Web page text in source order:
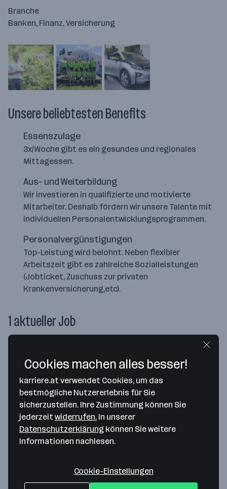
Branche
Banken, Finanz, Versicherung
Unsere beliebtesten Benefits
Essenszulage
3x/Woche gibt es ein gesundes und regionales
Mittagessen.
Aus- und Weiterbildung
Wir investieren in qualifizierte und motivierte
Mitarbeiter. Deshalb fördern wir unsere Talente mit
individuellen Personalentwicklungsprogrammen.
Personalvergünstigungen
Top-Leistung wird belohnt. Neben flexibler
Arbeitszeit gibt es zahlreiche Sozialleistungen
(Jobticket, Zuschuss zur privaten
Krankenversicherung,etc).
1 aktueller Job
Nutztierexpertin oder Nutztierexperte im
Produktmanagement (m/w/d)
Die Österreichische Hagelversicherung
vor 7 Tagen veröffentlicht
Wien
ab 56.454,58 € jährlich
Merken
Cookies machen alles besser!
karriere.at verwendet Cookies, um das
bestmögliche Nutzererlebnis für Sie
sicherzustellen. Ihre Zustimmung können Sie
jederzeitwiderrufen. In unserer
Datenschutzerklärung können Sie weitere
Informationen nachlesen.
Cookie-Einstellungen